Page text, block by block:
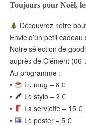
Toujours pour Noël,
Découvrez notre
Envie d’un petit
Notre sélection de
auprès de Clément
Au programme :
•
Le mug – 8 €
•
Le stylo – 2 €
•
La serviette – 15 €
•
Le poster – 5 €